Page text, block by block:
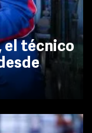
el técnico